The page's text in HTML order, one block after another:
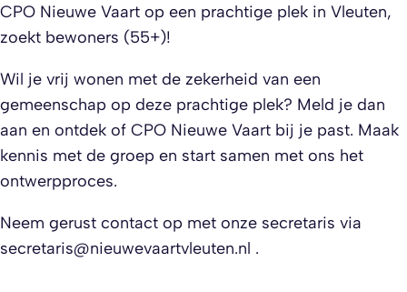
CPO Nieuwe Vaart op een prachtige plek in Vleuten,
zoekt bewoners (55+)!
Wil je vrij wonen met de zekerheid van een
gemeenschap op deze prachtige plek? Meld je dan
aan en ontdek of CPO Nieuwe Vaart bij je past. Maak
kennis met de groep en start samen met ons het
ontwerpproces.
Neem gerust contact op met onze secretaris via
secretaris@nieuwevaartvleuten.nl .